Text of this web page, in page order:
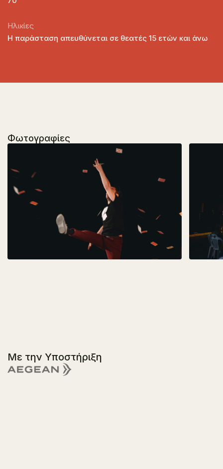
Ηλικίες
Η παράσταση απευθύνεται σε θεατές 15 ετών και άνω
Φωτογραφίες
Με την Υποστήριξη